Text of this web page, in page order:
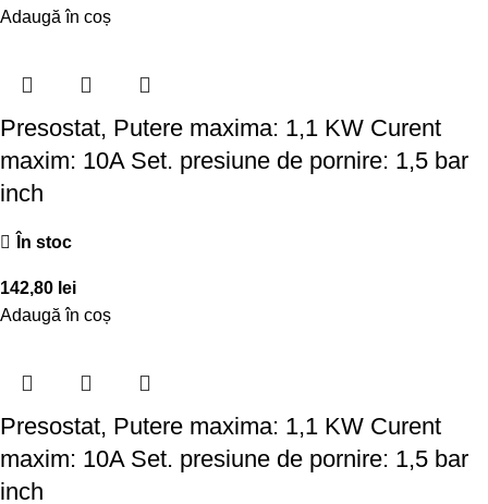
Adaugă în coș
Presostat, Putere maxima: 1,1 KW Curent
maxim: 10A Set. presiune de pornire: 1,5 bar
inch
În stoc
142,80 lei
Adaugă în coș
Presostat, Putere maxima: 1,1 KW Curent
maxim: 10A Set. presiune de pornire: 1,5 bar
inch